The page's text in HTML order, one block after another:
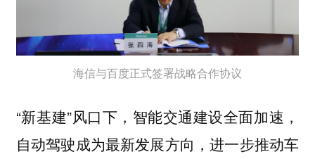
海信与百度正式签署战略合作协议
“新基建”风口下，智能交通建设全面加速，
自动驾驶成为最新发展方向，进一步推动车